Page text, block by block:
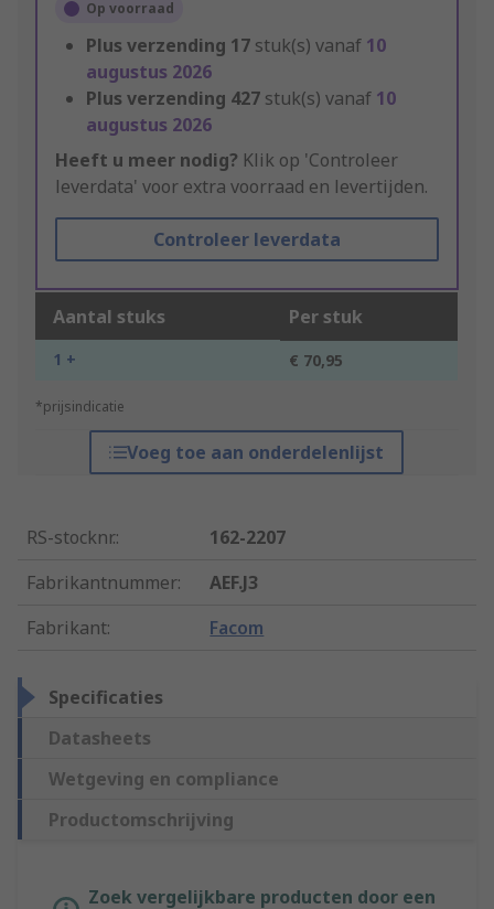
Op voorraad
Plus verzending 17 stuk(s) vanaf 10
augustus 2026
Plus verzending 427 stuk(s) vanaf 10
augustus 2026
Heeft u meer nodig? Klik op 'Controleer
leverdata' voor extra voorraad en levertijden.
Controleer leverdata
Aantal stuks Per stuk
1 + € 70,95
*prijsindicatie
Voeg toe aan onderdelenlijst
RS-stocknr.:
162-2207
Fabrikantnummer:
AEF.J3
Fabrikant: Facom
Specificaties
Datasheets
Wetgeving en compliance
Productomschrijving
Zoek vergelijkbare producten door een